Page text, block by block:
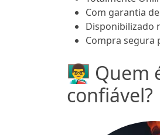
Com garantia
Disponibilizado
Compra segura
👨‍🏫 Quem
confiável?